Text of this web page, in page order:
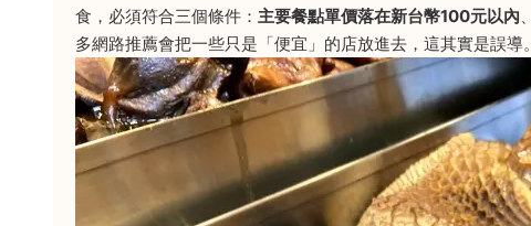
食，必須符合三個條件： 主要餐點單價落在新台幣100元以內、
多網路推薦會把一些只是「便宜」的店放進去，這其實是誤導。